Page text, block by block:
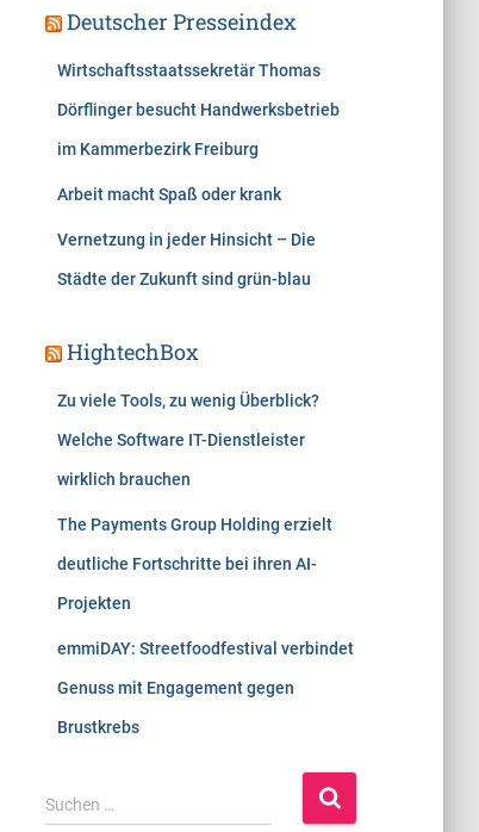
Deutscher Presseindex
Wirtschaftsstaatssekretär Thomas
Dörflinger besucht Handwerksbetrieb
im Kammerbezirk Freiburg
Arbeit macht Spaß oder krank
Vernetzung in jeder Hinsicht – Die
Städte der Zukunft sind grün-blau
HightechBox
Zu viele Tools, zu wenig Überblick?
Welche Software IT-Dienstleister
wirklich brauchen
The Payments Group Holding erzielt
deutliche Fortschritte bei ihren AI-
Projekten
emmiDAY: Streetfoodfestival verbindet
Genuss mit Engagement gegen
Brustkrebs
S
u
Suchen …